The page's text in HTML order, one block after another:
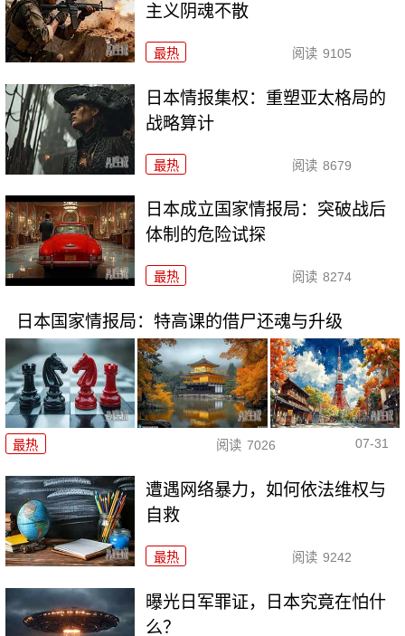
主义阴魂不散
最热 阅读 9105
日本情报集权：重塑亚太格局的
战略算计
最热 阅读 8679
日本成立国家情报局：突破战后
体制的危险试探
最热 阅读 8274
日本国家情报局：特高课的借尸还魂与升级
最热 阅读 7026 07-31
遭遇网络暴力，如何依法维权与
自救
最热 阅读 9242
曝光日军罪证，日本究竟在怕什
么？